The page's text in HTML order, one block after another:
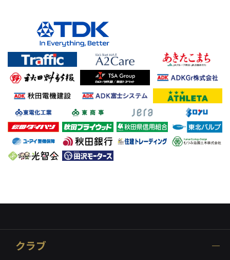
クラブ